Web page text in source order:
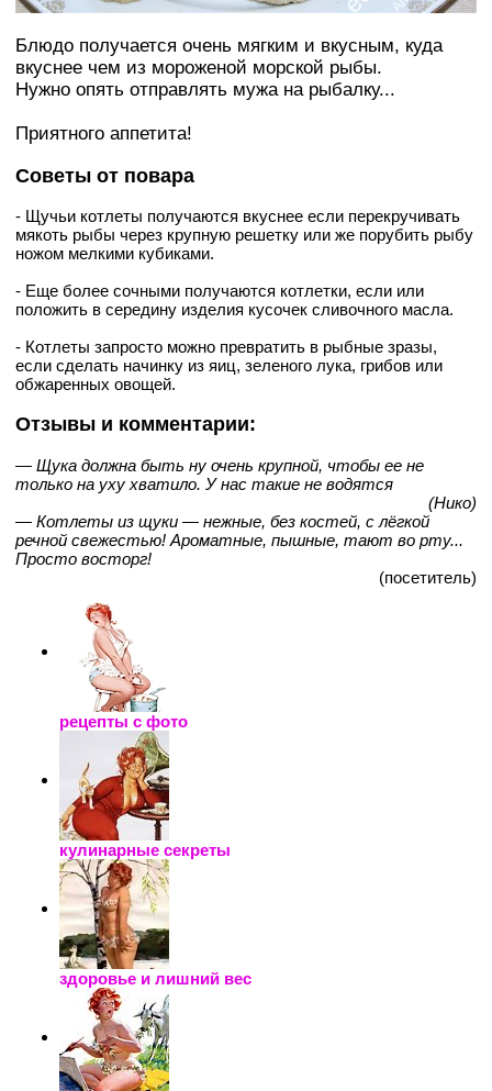
Блюдо получается очень мягким и вкусным, куда
вкуснее чем из мороженой морской рыбы.
Нужно опять отправлять мужа на рыбалку...
Приятного аппетита!
Советы от повара
- Щучьи котлеты получаются вкуснее если перекручивать
мякоть рыбы через крупную решетку или же порубить рыбу
ножом мелкими кубиками.
- Еще более сочными получаются котлетки, если или
положить в середину изделия кусочек сливочного масла.
- Котлеты запросто можно превратить в рыбные зразы,
если сделать начинку из яиц, зеленого лука, грибов или
обжаренных овощей.
Отзывы и комментарии:
— Щука должна быть ну очень крупной, чтобы ее не
только на уху хватило. У нас такие не водятся
(Нико)
— Котлеты из щуки — нежные, без костей, с лёгкой
речной свежестью! Ароматные, пышные, тают во рту...
Просто восторг!
(посетитель)
рецепты с фото
кулинарные секреты
здоровье и лишний вес